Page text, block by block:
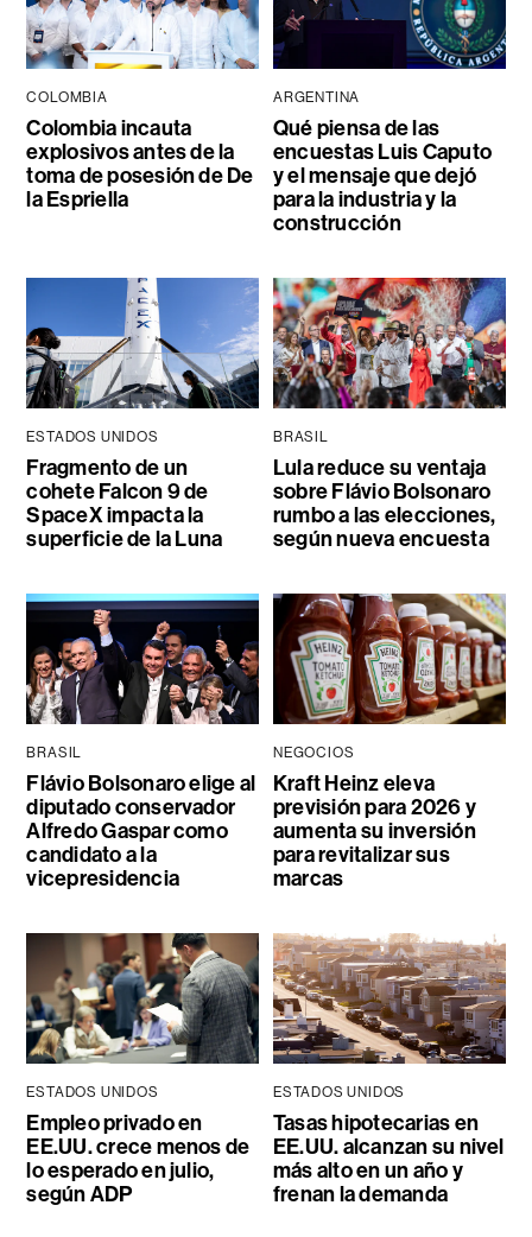
COLOMBIA
Colombia incauta
explosivos antes de la
toma de posesión de De
la Espriella
ARGENTINA
Qué piensa de las
encuestas Luis Caputo
y el mensaje que dejó
para la industria y la
construcción
ESTADOS UNIDOS
Fragmento de un
cohete Falcon 9 de
SpaceX impacta la
superficie de la Luna
BRASIL
Lula reduce su ventaja
sobre Flávio Bolsonaro
rumbo a las elecciones,
según nueva encuesta
BRASIL
Flávio Bolsonaro elige al
diputado conservador
Alfredo Gaspar como
candidato a la
vicepresidencia
NEGOCIOS
Kraft Heinz eleva
previsión para 2026 y
aumenta su inversión
para revitalizar sus
marcas
ESTADOS UNIDOS
Empleo privado en
EE.UU. crece menos de
lo esperado en julio,
según ADP
ESTADOS UNIDOS
Tasas hipotecarias en
EE.UU. alcanzan su nivel
más alto en un año y
frenan la demanda